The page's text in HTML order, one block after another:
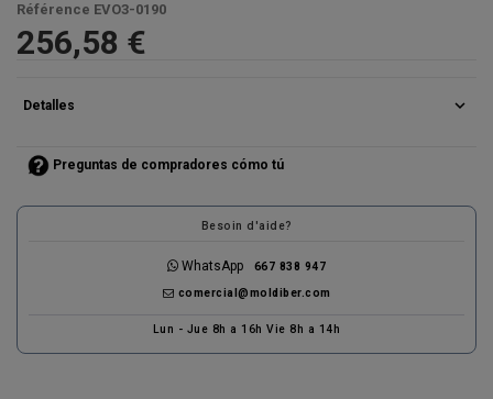
Référence EVO3-0190
256,58 €
Detalles expand_more
Preguntas de compradores cómo tú
Besoin d'aide?
WhatsApp 667 838 947
comercial@moldiber.com
Lun - Jue 8h a 16h Vie 8h a 14h